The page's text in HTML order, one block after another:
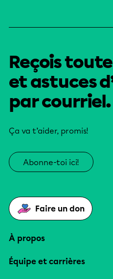
Reçois
et astuces
par courriel.
Ça va t’aider, promis!
Abonne-toi ici!
Faire un don
À propos
Équipe et carrières